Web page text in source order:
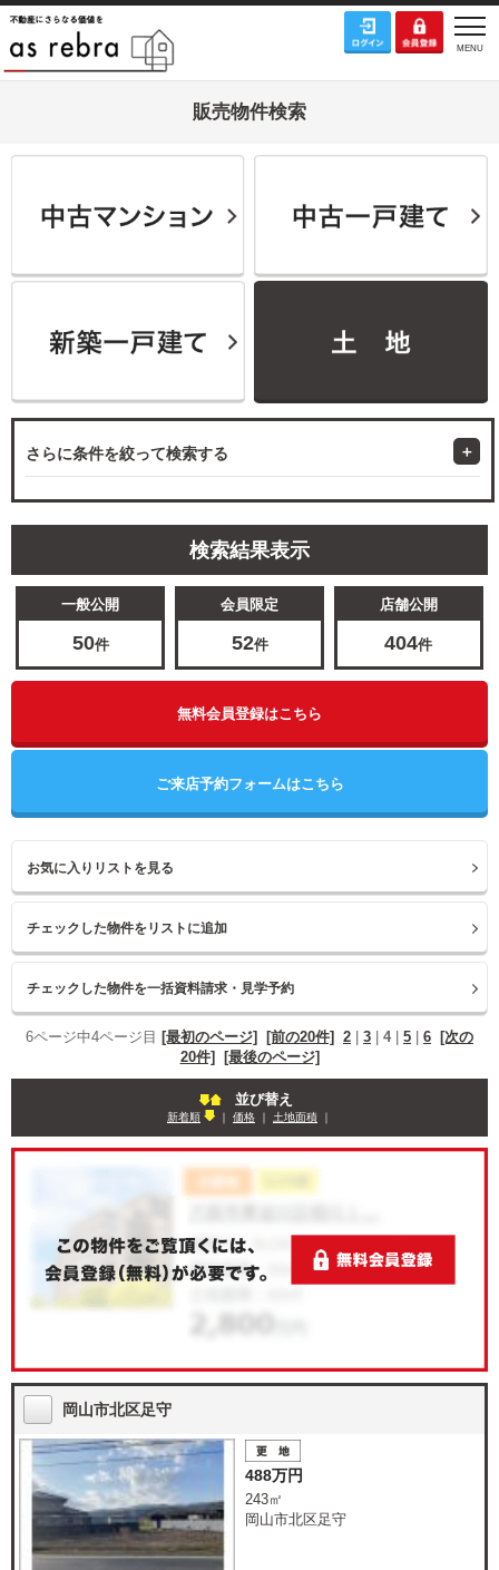
販売物件検索
さらに条件を絞って検索する
検索結果表示
一般公開
50件
会員限定
52件
店舗公開
404件
無料会員登録はこちら
ご来店予約フォームはこちら
お気に入りリストを見る
6ページ中4ページ目 [最初のページ] [前の20件] 2 3 4| 5 6
[次の
20件]
[最後のページ]
並び替え
新着順 ｜ 価格 ｜ 土地面積 ｜
岡山市北区足守
488万円
243㎡
岡山市北区足守